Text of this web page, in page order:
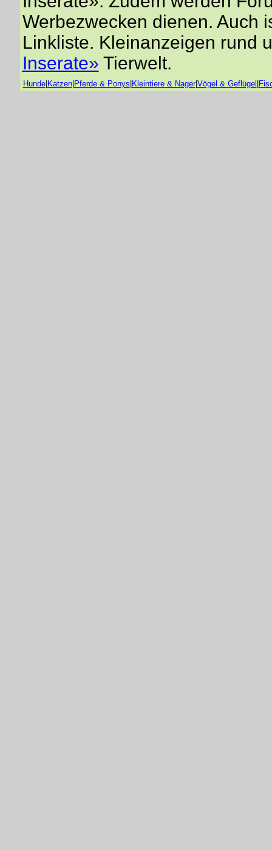
Werbezwecken dienen. Auch
Linkliste. Kleinanzeigen rund
Inserate» Tierwelt.
Hunde| Katzen| Pferde & Ponys Kleintiere & Nager|Vögel & Geflügel